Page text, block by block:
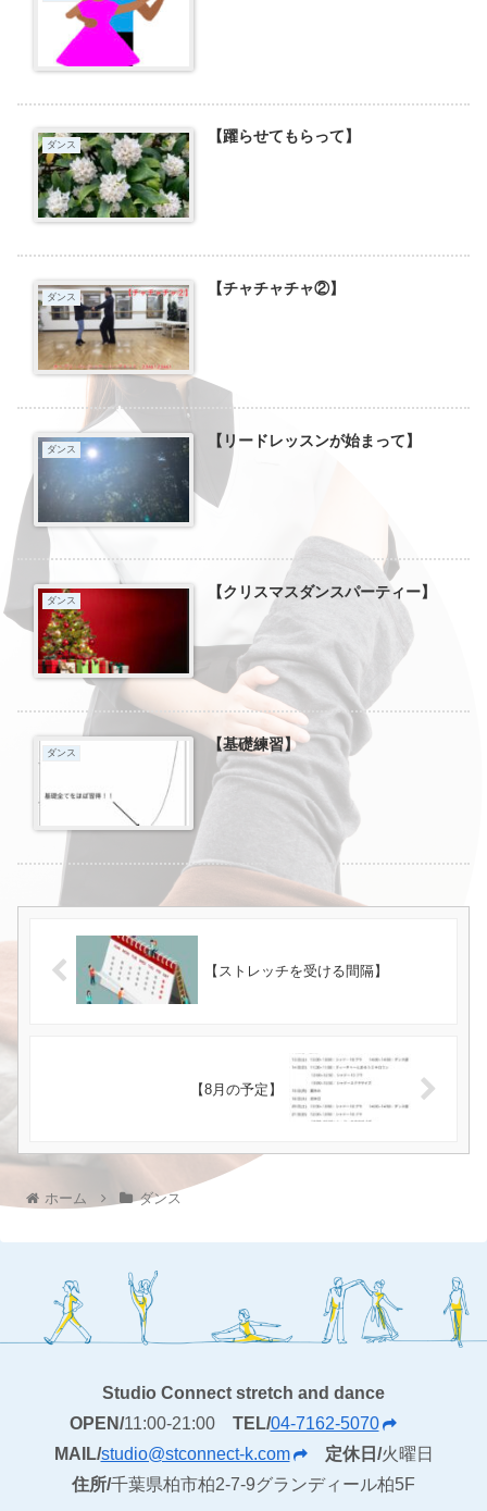
ダンス 【躍らせてもらって】
ダンス 【チャチャチャ②】
ダンス 【リードレッスンが始まって】
ダンス 【クリスマスダンスパーティー】
ダンス 【基礎練習】
【ストレッチを受ける間隔】
【8月の予定】
ホーム ダンス
Studio Connect stretch and dance
OPEN/11:00-21:00 TEL/04-7162-5070
MAIL/studio@stconnect-k.com 定休日/火曜日
住所/千葉県柏市柏2-7-9グランディール柏5F